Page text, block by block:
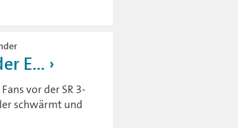
E...
vor der SR 3-
schwärmt und